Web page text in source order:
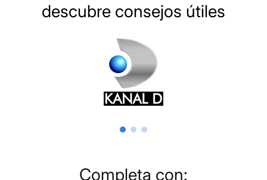
descubre consejos útiles
Completa con: